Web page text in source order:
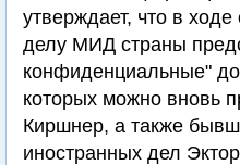
утверждает, что в
делу МИД страны
конфиденциальные"
которых можно вновь
Киршнер, а также
иностранных дел